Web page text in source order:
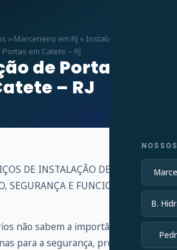
B.
» Marceneiro em RJ » Instalação de
Portas em Catete – RJ
de Portas em
– RJ
DE INSTALAÇÃO DE PORTAS
SEGURANÇA E FUNCIONALIDADE
não sabem a importância de
para a segurança, proteção e